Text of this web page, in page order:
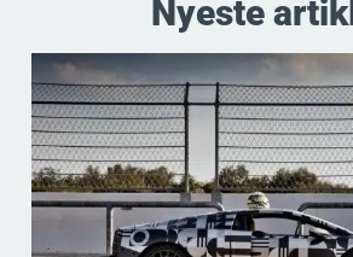
Nyeste